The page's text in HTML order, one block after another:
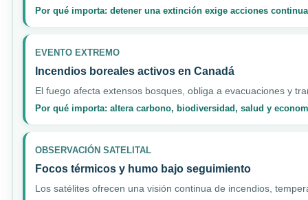
Por qué importa: detener una extinción exige acciones
EVENTO EXTREMO
Incendios boreales activos en Canadá
El fuego afecta extensos bosques, obliga a evacuaciones y
Por qué importa: altera carbono, biodiversidad, salud y
OBSERVACIÓN SATELITAL
Focos térmicos y humo bajo seguimiento
Los satélites ofrecen una visión continua de incendios,